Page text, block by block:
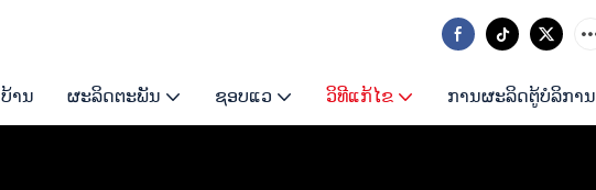
ບ້ານ ຜະລິດຕະພັນ ຊອບແວ ວິທີແກ້ໄຂ ການຜະລິດຕູ້ບໍລິການ